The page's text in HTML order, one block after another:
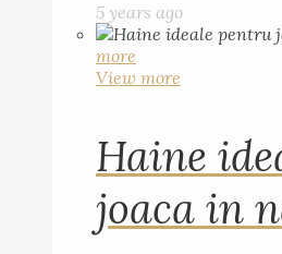
5 years ago
more
View more
Haine
joaca in